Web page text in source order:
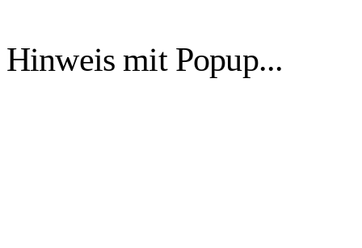
Hinweis mit Popup...
Ihren
Wünschen